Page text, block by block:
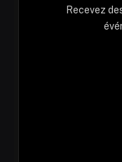
Recevez